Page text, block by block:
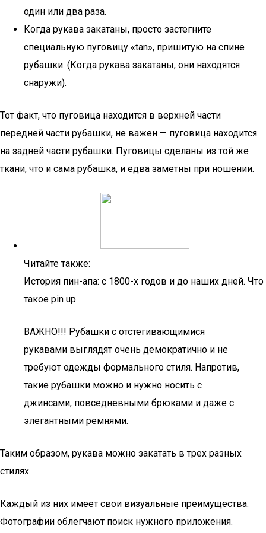
один или два раза.
Когда рукава закатаны, просто застегните
специальную пуговицу «tan», пришитую на спине
рубашки. (Когда рукава закатаны, они находятся
снаружи).
Тот факт, что пуговица находится в верхней части
передней части рубашки, не важен — пуговица находится
на задней части рубашки. Пуговицы сделаны из той же
ткани, что и сама рубашка, и едва заметны при ношении.
Читайте также:
История пин-апа: с 1800-х годов и до наших дней. Что
такое pin up
ВАЖНО!!! Рубашки с отстегивающимися
рукавами выглядят очень демократично и не
требуют одежды формального стиля. Напротив,
такие рубашки можно и нужно носить с
джинсами, повседневными брюками и даже с
элегантными ремнями.
Таким образом, рукава можно закатать в трех разных
стилях.
Каждый из них имеет свои визуальные преимущества.
Фотографии облегчают поиск нужного приложения.